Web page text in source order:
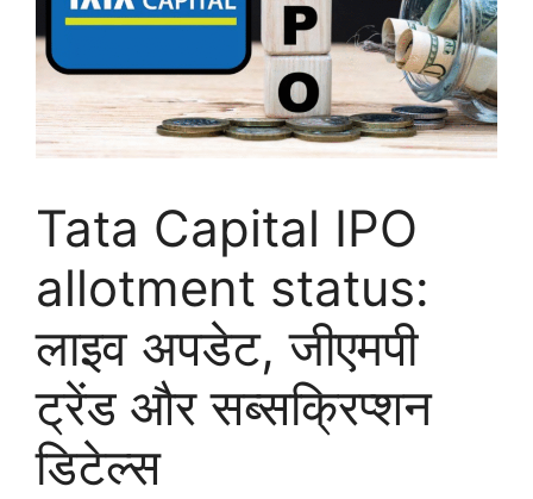
Tata Capital IPO
allotment status:
लाइव अपडेट, जीएमपी
ट्रेंड और सब्सक्रिप्शन
डिटेल्स